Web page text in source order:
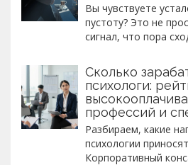
Вы чувствуете
пустоту? Это не
сигнал, что пора
игнорировать, и что
Сколько
психологи:
профессий и
Разбираем, какие
психологии
Корпоративный